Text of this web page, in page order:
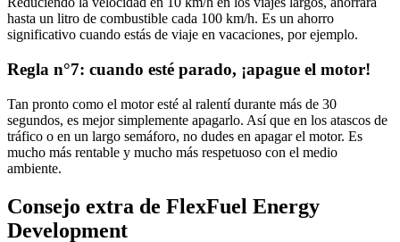
hasta un litro de combustible cada 100 km/h. Es un ahorro
significativo cuando estás de viaje en vacaciones, por ejemplo.
Regla n°7: cuando esté parado, ¡apague el motor!
Tan pronto como el motor esté al ralentí durante más de 30
segundos, es mejor simplemente apagarlo. Así que en los atascos de
tráfico o en un largo semáforo, no dudes en apagar el motor. Es
mucho más rentable y mucho más respetuoso con el medio
ambiente.
Consejo extra de FlexFuel Energy
Development